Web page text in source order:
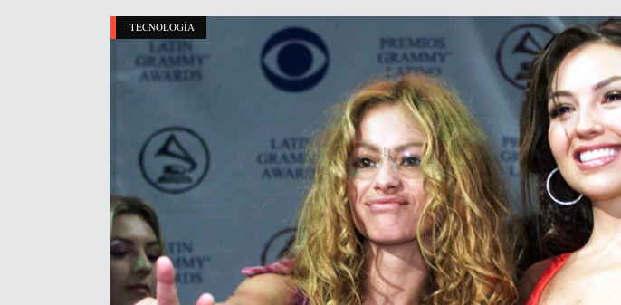
TECNOLOGÍA